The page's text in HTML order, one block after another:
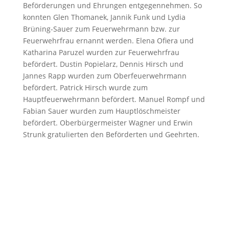
Beförderungen und Ehrungen entgegennehmen. So
konnten Glen Thomanek, Jannik Funk und Lydia
Brüning-Sauer zum Feuerwehrmann bzw. zur
Feuerwehrfrau ernannt werden. Elena Ofiera und
Katharina Paruzel wurden zur Feuerwehrfrau
befördert. Dustin Popielarz, Dennis Hirsch und
Jannes Rapp wurden zum Oberfeuerwehrmann
befördert. Patrick Hirsch wurde zum
Hauptfeuerwehrmann befördert. Manuel Rompf und
Fabian Sauer wurden zum Hauptlöschmeister
befördert. Oberbürgermeister Wagner und Erwin
Strunk gratulierten den Beförderten und Geehrten.